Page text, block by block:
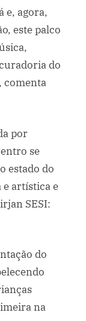
e, agora,
este palco
do
comenta
por
se
estado do
e artística e
SESI:
do
na